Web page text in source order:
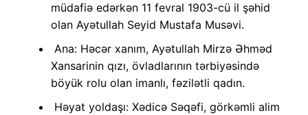
müdafiə edərkən 11 fevral 1903-cü il şəhid
olan Ayətullah Seyid Mustafa Musəvi.
Ana: Həcər xanım, Ayətullah Mirzə Əhməd
Xansarinin qızı, övladlarının tərbiyəsində
böyük rolu olan imanlı, fəzilətli qadın.
Həyat yoldaşı: Xədicə Səqəfi, görkəmli alim